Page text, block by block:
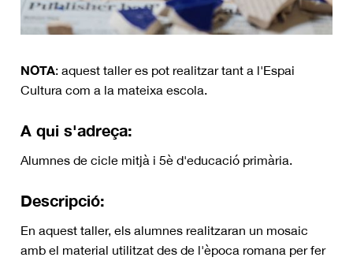
NOTA: aquest taller es pot realitzar tant a l'Espai
Cultura com a la mateixa escola.
A qui s'adreça:
Alumnes de cicle mitjà i 5è d'educació primària.
Descripció:
En aquest taller, els alumnes realitzaran un mosaic
amb el material utilitzat des de l'època romana per fer